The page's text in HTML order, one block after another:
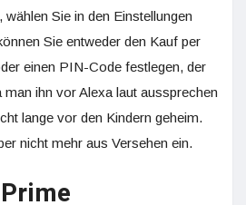
wählen Sie in den Einstellungen
Sie entweder den Kauf per
einen PIN-Code festlegen, der
ihn vor Alexa laut aussprechen
lange vor den Kindern geheim.
nicht mehr aus Versehen ein.